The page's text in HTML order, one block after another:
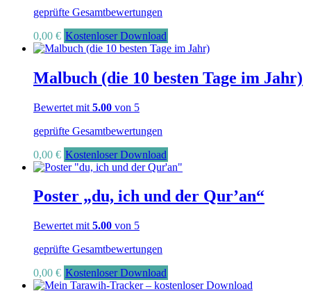
geprüfte Gesamtbewertungen
0,00 € Kostenloser Download
Malbuch (die 10 besten Tage im Jahr)
Bewertet mit 5.00 von 5
geprüfte Gesamtbewertungen
0,00 € Kostenloser Download
Poster „du, ich und der Qur’an“
Bewertet mit 5.00 von 5
geprüfte Gesamtbewertungen
0,00 € Kostenloser Download